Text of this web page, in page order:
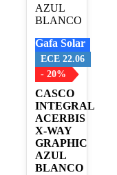
Gafa Solar
ECE 22.06
- 20%
CASCO
INTEGRAL
ACERBIS
X-WAY
GRAPHIC
AZUL
BLANCO
opciones
se
elegir
en
la
página
de
producto